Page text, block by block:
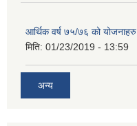
आर्थिक वर्ष ७५/७६ को योजनाहरु
मिति: 01/23/2019 - 13:59
अन्य